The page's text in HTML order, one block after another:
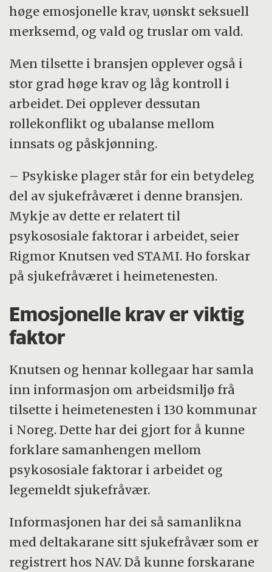
høge emosjonelle krav, uønskt seksuell
merksemd, og vald og truslar om vald.
Men tilsette i bransjen opplever også i
stor grad høge krav og låg kontroll i
arbeidet. Dei opplever dessutan
rollekonflikt og ubalanse mellom
innsats og påskjønning.
– Psykiske plager står for ein betydeleg
del av sjukefråværet i denne bransjen.
Mykje av dette er relatert til
psykososiale faktorar i arbeidet, seier
Rigmor Knutsen ved STAMI. Ho forskar
på sjukefråværet i heimetenesten.
Emosjonelle krav er viktig
faktor
Knutsen og hennar kollegaar har samla
inn informasjon om arbeidsmiljø frå
tilsette i heimetenesten i 130 kommunar
i Noreg. Dette har dei gjort for å kunne
forklare samanhengen mellom
psykososiale faktorar i arbeidet og
legemeldt sjukefråvær.
Informasjonen har dei så samanlikna
med deltakarane sitt sjukefråvær som er
registrert hos NAV. Då kunne forskarane